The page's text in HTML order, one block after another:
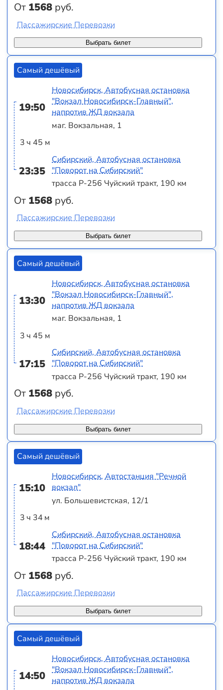
От 1568 руб.
Выбрать билет
Пассажирские Перевозки
Самый дешёвый
19:50
3 ч 45 м
23:35
От 1568 руб.
Новосибирск, Автобусная остановка
"Вокзал Новосибирск-Главный",
напротив ЖД вокзала
маг. Вокзальная, 1
Сибирский, Автобусная остановка
"Поворот на Сибирский"
трасса Р-256 Чуйский тракт, 190 км
Выбрать билет
Пассажирские Перевозки
Самый дешёвый
13:30
3 ч 45 м
17:15
От 1568 руб.
Новосибирск, Автобусная остановка
"Вокзал Новосибирск-Главный",
напротив ЖД вокзала
маг. Вокзальная, 1
Сибирский, Автобусная остановка
"Поворот на Сибирский"
трасса Р-256 Чуйский тракт, 190 км
Выбрать билет
Пассажирские Перевозки
Самый дешёвый
15:10
3 ч 34 м
18:44
От 1568 руб.
Новосибирск, Автостанция "Речной
вокзал"
ул. Большевистская, 12/1
Сибирский, Автобусная остановка
"Поворот на Сибирский"
трасса Р-256 Чуйский тракт, 190 км
Выбрать билет
Пассажирские Перевозки
Самый дешёвый
14:50
Новосибирск, Автобусная остановка
"Вокзал Новосибирск-Главный",
напротив ЖД вокзала